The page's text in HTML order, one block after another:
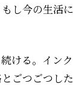
し今の生活
ける。イン
ごつごつし